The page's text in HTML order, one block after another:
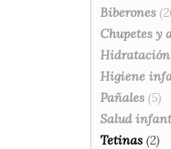
Biberones
Chupetes y
Higiene
Pañales (5)
Salud
Tetinas (2)